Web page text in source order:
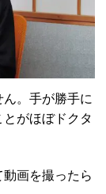
。手が勝手に
がほぼドクタ
画を撮ったら